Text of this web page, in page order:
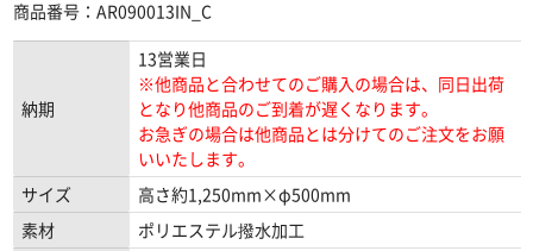
商品番号：AR090013IN_C
納期
13営業日
※他商品と合わせてのご購入の場合は、同日出荷
となり他商品のご到着が遅くなります。
お急ぎの場合は他商品とは分けてのご注文をお願
いいたします。
サイズ
高さ約1,250mm×φ500mm
素材
ポリエステル撥水加工